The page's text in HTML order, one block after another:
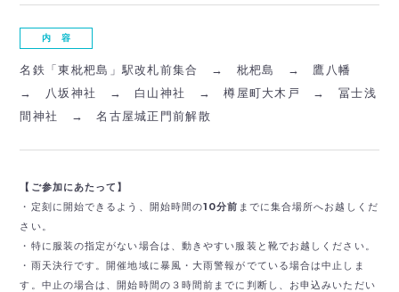
内 容
名鉄「東枇杷島」駅改札前集合 → 枇杷島 → 鷹八幡
→ 八坂神社 → 白山神社 → 樽屋町大木戸 → 冨士浅
間神社 → 名古屋城正門前解散
【ご参加にあたって】
・定刻に開始できるよう、開始時間の10分前 までに集合場所へお越しくだ
さい。
・特に服装の指定がない場合は、動きやすい服装と靴でお越しください。
・雨天決行です。開催地域に暴風・大雨警報がでている場合は中止しま
す。中止の場合は、開始時間の３時間前までに判断し、お申込みいただい